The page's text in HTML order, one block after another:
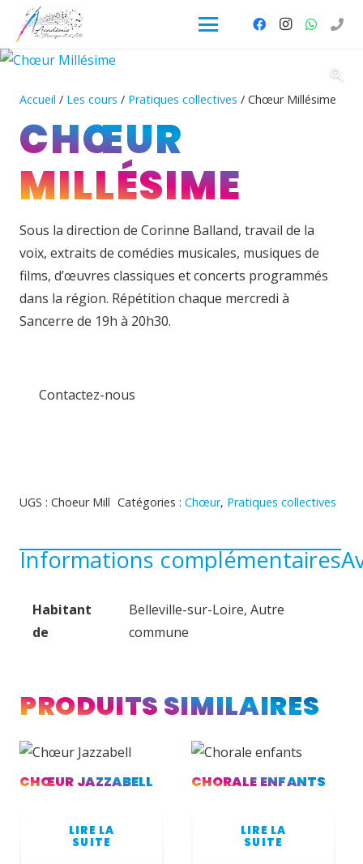
Accueil / Les cours / Pratiques collectives / Chœur Millésime
CHŒUR
MILLÉSIME
Sous la direction de Corinne Balland, travail de la
voix, extraits de comédies musicales, musiques de
films, d’œuvres classiques et concerts programmés
dans la région. Répétition chaque mercredi à
Sancerre de 19h à 20h30.
Contactez-nous
UGS : Choeur Mill Catégories : Chœur, Pratiques collectives
Informations complémentaires
Habitant
de
Belleville-sur-Loire, Autre
commune
PRODUITS SIMILAIRES
CHŒUR JAZZABELL
LIRE LA
SUITE
CHORALE ENFANTS
LIRE LA
SUITE